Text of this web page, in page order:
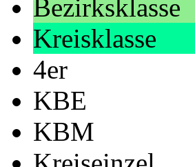
Bezirksklasse
Kreisklasse
4er
KBE
KBM